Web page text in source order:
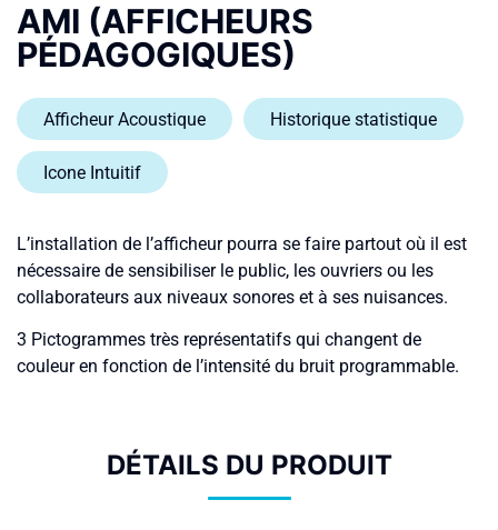
AMI (AFFICHEURS
PÉDAGOGIQUES)
Afficheur Acoustique Historique statistique
Icone Intuitif
L’installation de l’afficheur pourra se faire partout où il est
nécessaire de sensibiliser le public, les ouvriers ou les
collaborateurs aux niveaux sonores et à ses nuisances.
3 Pictogrammes très représentatifs qui changent de
couleur en fonction de l’intensité du bruit programmable.
DÉTAILS DU PRODUIT